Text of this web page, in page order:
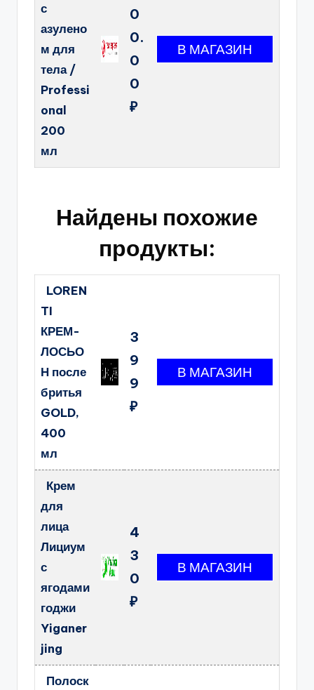
с
азулено
м для
тела /
Professi
onal
200
мл
0
0.
0
0
₽
Найдены похожие
продукты:
LOREN
TI
КРЕМ-
ЛОСЬО
Н после
бритья
GOLD,
400
мл
3
9
9
₽
Крем
для
лица
Лициум
с
ягодами
годжи
Yiganer
jing
4
3
0
₽
Полоск